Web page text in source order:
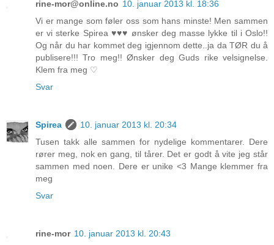
rine-mor@online.no 10. januar 2013 kl. 18:36
Vi er mange som føler oss som hans minste! Men sammen
er vi sterke Spirea ♥♥♥ ønsker deg masse lykke til i Oslo!!
Og når du har kommet deg igjennom dette..ja da TØR du å
publisere!!! Tro meg!! Ønsker deg Guds rike velsignelse.
Klem fra meg ♡
Svar
Spirea
10. januar 2013 kl. 20:34
Tusen takk alle sammen for nydelige kommentarer. Dere
rører meg, nok en gang, til tårer. Det er godt å vite jeg står
sammen med noen. Dere er unike <3 Mange klemmer fra
meg
Svar
rine-mor 10. januar 2013 kl. 20:43